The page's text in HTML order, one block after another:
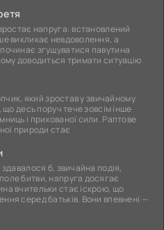
напруга: встановлений
викликає невдоволення, а
згущуватися павутина
доводиться тримати ситуацію
який зростав у звичайному
що десь поруч тече зовсім інше
і прихованої сили. Раптове
природи стає
б, звичайна подія,
битви, напруга досягає
вчительки стає іскрою, що
серед батьків. Вони впевнені —